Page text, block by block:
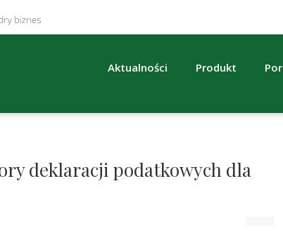
Aktualności Produkt
deklaracji podatkowych dla